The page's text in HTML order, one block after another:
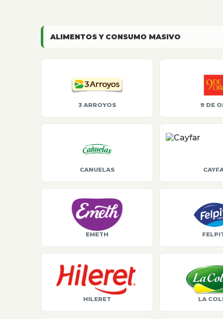
ALIMENTOS Y CONSUMO MASIVO
3 ARROYOS 9 DE
CANUELAS
EMETH
HILERET LA